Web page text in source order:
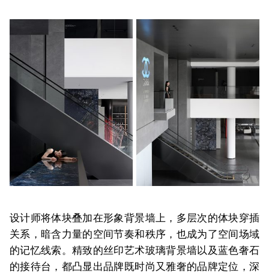
设计师将体块叠加在形象背景墙上，多层次的体块穿插
关系，暗含力量的空间节奏和秩序，也成为了空间场域
的记忆线索。精致的丝印艺术玻璃背景墙以及蓝色奢石
的接待台，都凸显出品牌既时尚又雅奢的品牌定位，深